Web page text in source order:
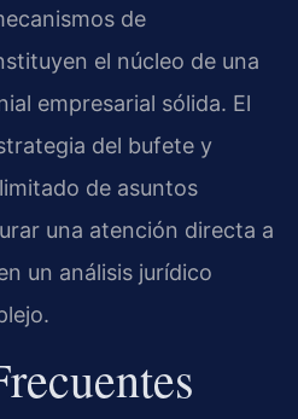
de
el núcleo de una
empresarial sólida. El
del bufete y
de asuntos
una atención directa a
un análisis jurídico